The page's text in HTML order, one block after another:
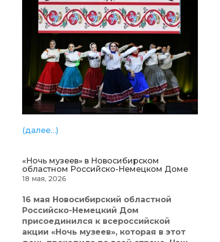
(далее…)
«Ночь музеев» в Новосибирском
областном Российско-Немецком Доме
18 мая, 2026
16 мая Новосибирский областной
Российско-Немецкий Дом
присоединился к всероссийской
акции «Ночь музеев», которая в этот